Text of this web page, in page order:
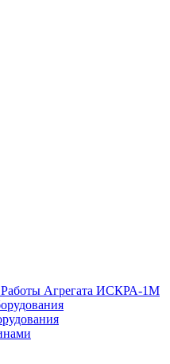
Работы Агрегата ИСКРА-1М